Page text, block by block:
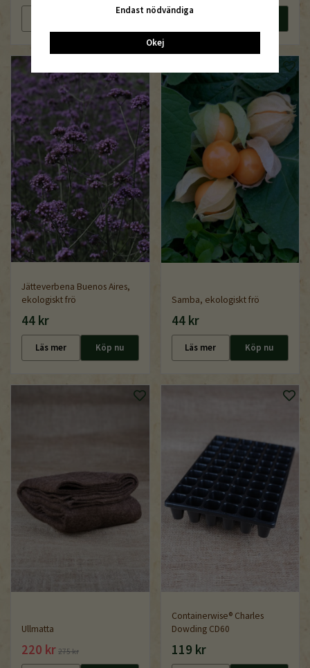
Läs mer
Jätteverbena Buenos Aires,
ekologiskt frö
44 kr
Läs mer Köp nu
Samba, ekologiskt frö
44 kr
Läs mer Köp nu
Ullmatta
220 kr 275 kr
Containerwise® Charles
Dowding CD60
119 kr
Endast nödvändiga
Okej